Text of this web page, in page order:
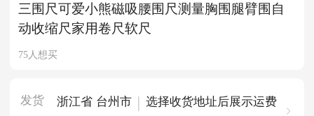
三围尺可爱小熊磁吸腰围尺测量胸围腿臂围自
动收缩尺家用卷尺软尺
75人想买
发货 浙江省 台州市 | 选择收货地址后展示运费